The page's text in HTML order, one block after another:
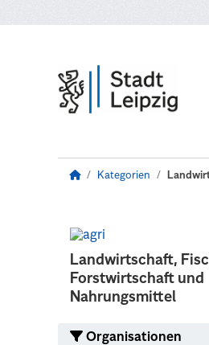
Kategorien
Landwirtschaft,
Forstwirtschaft und
Nahrungsmittel
Organisationen